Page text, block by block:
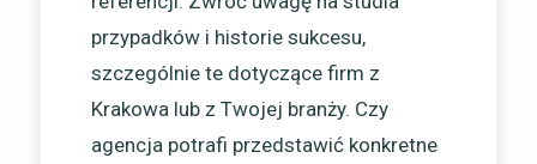
przypadków i historie sukcesu,
szczególnie te dotyczące firm z
Krakowa lub z Twojej branży. Czy
agencja potrafi przedstawić konkretne